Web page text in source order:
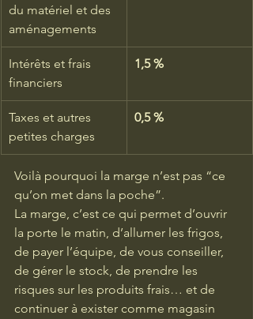
du matériel et des
aménagements
Intérêts et frais
financiers
1,5 %
Taxes et autres
petites charges
0,5 %
Voilà pourquoi la marge n’est pas “ce
qu’on met dans la poche”.
La marge, c’est ce qui permet d’ouvrir
la porte le matin, d’allumer les frigos,
de payer l’équipe, de vous conseiller,
de gérer le stock, de prendre les
risques sur les produits frais… et de
continuer à exister comme magasin